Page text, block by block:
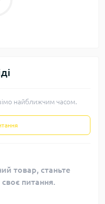
найближчим часом.
товар, станьте
питання.